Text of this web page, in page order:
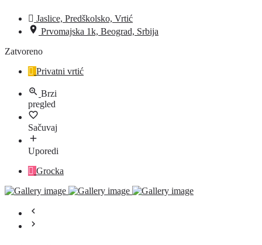
Jaslice, Predškolsko, Vrtić
Prvomajska 1k, Beograd, Srbija
Zatvoreno
Privatni vrtić
Brzi
pregled
Sačuvaj
Uporedi
Grocka